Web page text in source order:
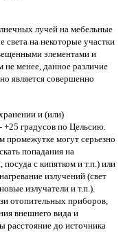
лучей на мебельные
света на некоторые участки
элементами и
менее, данное различие
является совершенно
и (или)
+25 градусов по Цельсию.
промежутке могут серьезно
попадания на
с кипятком и т.п.) или
излучений (свет
излучатели и т.п.).
отопительных приборов,
внешнего вида и
расстояние до источника